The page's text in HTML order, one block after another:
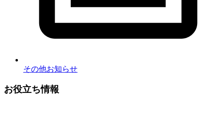
その他お知らせ
お役立ち情報